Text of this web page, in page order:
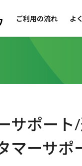
ご利用の流れ よ
サポー
マーサポ